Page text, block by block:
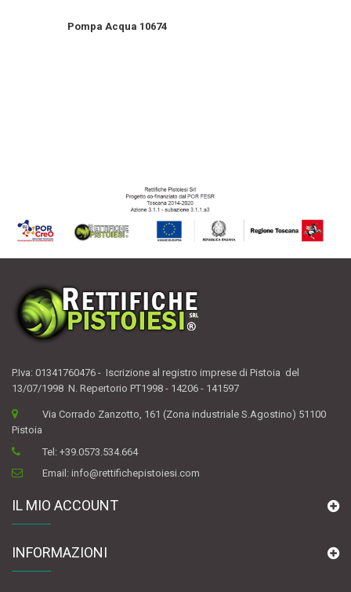
Pompa Acqua 10674
P.Iva: 01341760476 - Iscrizione al registro imprese di Pistoia del
13/07/1998 N. Repertorio PT1998 - 14206 - 141597
Via Corrado Zanzotto, 161 (Zona industriale S.Agostino) 51100
Pistoia
Tel:+39.0573.534.664
Email:info@rettifichepistoiesi.com
IL MIO ACCOUNT
INFORMAZIONI